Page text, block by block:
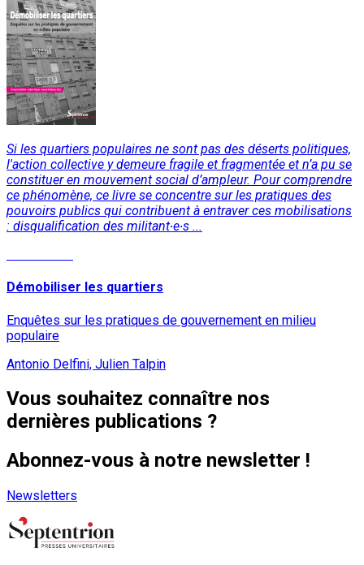
Si les quartiers populaires ne sont pas des déserts politiques,
l'action collective y demeure fragile et fragmentée et n’a pu se
constituer en mouvement social d’ampleur. Pour comprendre
ce phénomène, ce livre se concentre sur les pratiques des
pouvoirs publics qui contribuent à entraver ces mobilisations
: disqualification des militant∙e∙s ...
Démobiliser les quartiers
Enquêtes sur les pratiques de gouvernement en milieu
populaire
Antonio Delfini, Julien Talpin
Vous souhaitez connaître nos
dernières publications ?
Abonnez-vous à notre newsletter !
Newsletters